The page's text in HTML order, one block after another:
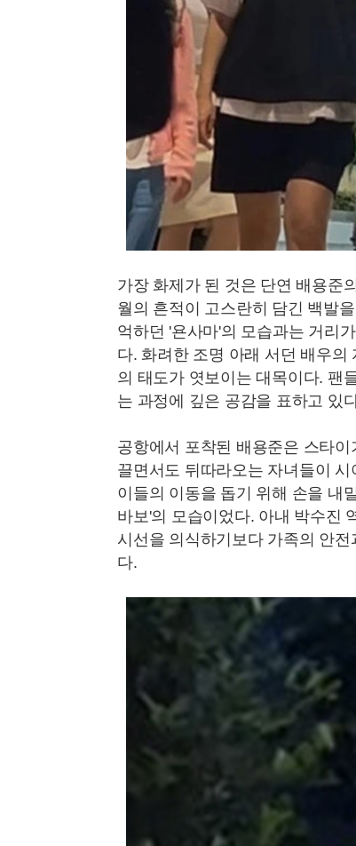
가장 화제가 된 것은 단연 배용준
월의 흔적이 고스란히 담긴 백발
억하던 '욘사마'의 모습과는 거리
다. 화려한 조명 아래 서던 배우
의 태도가 엿보이는 대목이다. 팬
는 과정에 깊은 공감을 표하고 있
공항에서 포착된 배용준은 스타
끌면서도 뒤따라오는 자녀들이
이들의 이동을 돕기 위해 손을 내
바보'의 모습이었다. 아내 박수진
시선을 의식하기보다 가족의 안
다.